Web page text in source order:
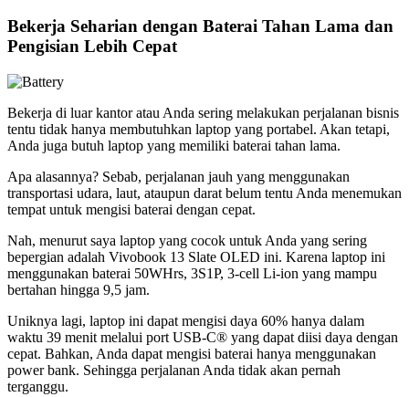
Bekerja Seharian dengan Baterai Tahan Lama dan
Pengisian Lebih Cepat
Bekerja di luar kantor atau Anda sering melakukan perjalanan bisnis
tentu tidak hanya membutuhkan laptop yang portabel. Akan tetapi,
Anda juga butuh laptop yang memiliki baterai tahan lama.
Apa alasannya? Sebab, perjalanan jauh yang menggunakan
transportasi udara, laut, ataupun darat belum tentu Anda menemukan
tempat untuk mengisi baterai dengan cepat.
Nah, menurut saya laptop yang cocok untuk Anda yang sering
bepergian adalah Vivobook 13 Slate OLED ini. Karena laptop ini
menggunakan baterai 50WHrs, 3S1P, 3-cell Li-ion yang mampu
bertahan hingga 9,5 jam.
Uniknya lagi, laptop ini dapat mengisi daya 60% hanya dalam
waktu 39 menit melalui port USB-C® yang dapat diisi daya dengan
cepat. Bahkan, Anda dapat mengisi baterai hanya menggunakan
power bank. Sehingga perjalanan Anda tidak akan pernah
terganggu.